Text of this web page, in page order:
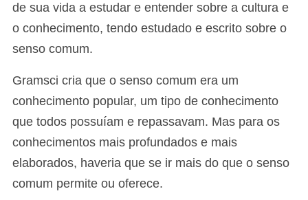
de sua vida a estudar e entender sobre a cultura e
o conhecimento, tendo estudado e escrito sobre o
senso comum.
Gramsci cria que o senso comum era um
conhecimento popular, um tipo de conhecimento
que todos possuíam e repassavam. Mas para os
conhecimentos mais profundados e mais
elaborados, haveria que se ir mais do que o senso
comum permite ou oferece.